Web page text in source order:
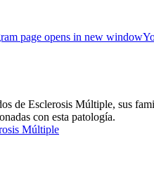
page opens in new window
Esclerosis Múltiple, sus
con esta patología.